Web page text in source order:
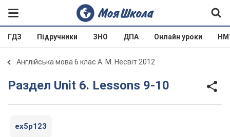
ГДЗ Підручники ЗНО ДПА Онлайн уроки
Англійська мова 6 клас А. М. Несвіт 2012
Раздел Unit 6. Lessons 9-10
ex5p123